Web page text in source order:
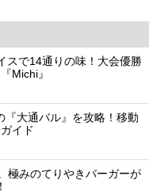
スで14通りの味！大会優勝
Michi』
『大通バル』を攻略！移動
イド
極みのてりやきバーガーが